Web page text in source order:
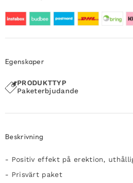
Egenskaper
PRODUKTTYP
Paketerbjudande
Beskrivning
- Positiv effekt på erektion,
- Prisvärt paket